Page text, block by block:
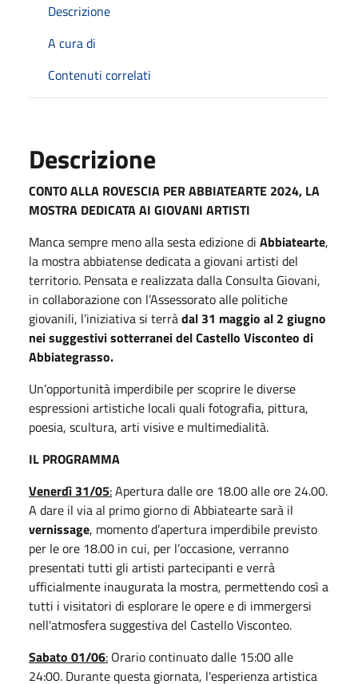
Descrizione
A cura di
Contenuti correlati
Descrizione
CONTO ALLA ROVESCIA PER ABBIATEARTE 2024, LA
MOSTRA DEDICATA AI GIOVANI ARTISTI
Manca sempre meno alla sesta edizione di Abbiatearte,
la mostra abbiatense dedicata a giovani artisti del
territorio. Pensata e realizzata dalla Consulta Giovani,
in collaborazione con l’Assessorato alle politiche
giovanili, l’iniziativa si terràdal 31 maggio al 2 giugno
nei suggestivi sotterranei del Castello Visconteo di
Abbiategrasso.
Un’opportunità imperdibile per scoprire le diverse
espressioni artistiche locali quali fotografia, pittura,
poesia, scultura, arti visive e multimedialità.
IL PROGRAMMA
Venerdì 31/05:Apertura dalle ore 18.00 alle ore 24.00.
A dare il via al primo giorno di Abbiatearte sarà il
vernissage, momento d’apertura imperdibile previsto
per le ore 18.00 in cui, per l’occasione, verranno
presentati tutti gli artisti partecipanti e verrà
ufficialmente inaugurata la mostra, permettendo così a
tutti i visitatori di esplorare le opere e di immergersi
nell'atmosfera suggestiva del Castello Visconteo.
Sabato 01/06: Orario continuato dalle 15:00 alle
24:00. Durante questa giornata, l'esperienza artistica